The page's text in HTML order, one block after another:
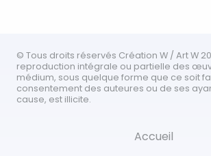
© Tous droits réservés Création W / Art W
reproduction intégrale ou partielle des
médium, sous quelque forme que ce soit
consentement des auteures ou de ses
cause, est illicite.
Accueil